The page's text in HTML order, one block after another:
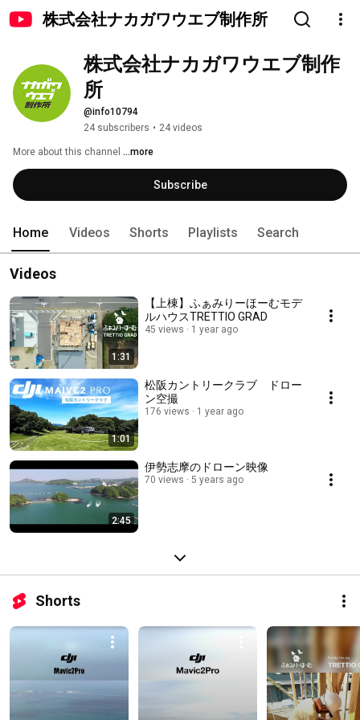
株式会社ナカガワウエブ制作所
株式会社ナカガワウエブ制作
所
@info10794
24 subscribers • 24 videos
More about this channel ...more
Subscribe
Home Videos Shorts Playlists Search
Videos
1:31
【上棟】ふぁみりーほーむモデ
ルハウスTRETTIO GRAD
45 views 1 year ago
1:01
松阪カントリークラブ ドロー
ン空撮
176 views 1 year ago
2:45
伊勢志摩のドローン映像
70 views 5 years ago
Shorts